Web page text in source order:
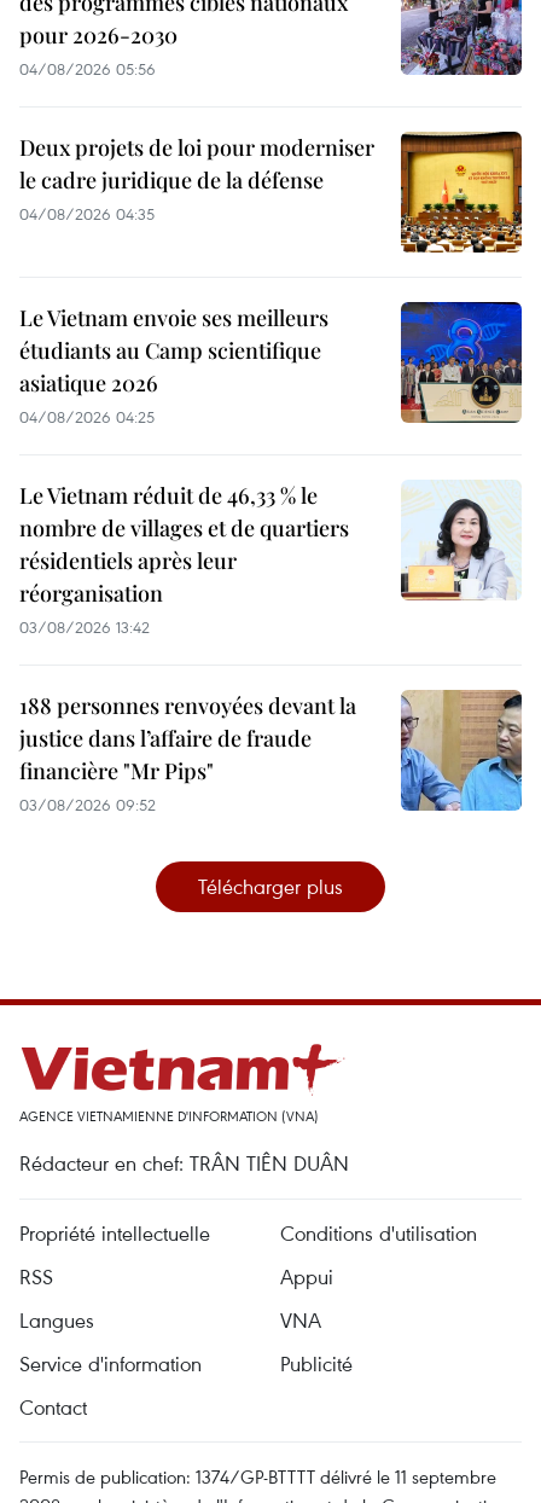
pour 2026-2030
04/08/2026 05:56
Deux projets de loi pour moderniser
le cadre juridique de la défense
04/08/2026 04:35
Le Vietnam envoie ses meilleurs
étudiants au Camp scientifique
asiatique 2026
04/08/2026 04:25
Le Vietnam réduit de 46,33 % le
nombre de villages et de quartiers
résidentiels après leur
réorganisation
03/08/2026 13:42
188 personnes renvoyées devant la
justice dans l’affaire de fraude
financière "Mr Pips"
03/08/2026 09:52
Télécharger plus
AGENCE VIETNAMIENNE D'INFORMATION (VNA)
Rédacteur en chef: TRÂN TIÊN DUÂN
Propriété intellectuelle
Conditions d'utilisation
RSS
Appui
Langues
VNA
Service d'information
Publicité
Contact
Permis de publication: 1374/GP-BTTTT délivré le 11 septembre